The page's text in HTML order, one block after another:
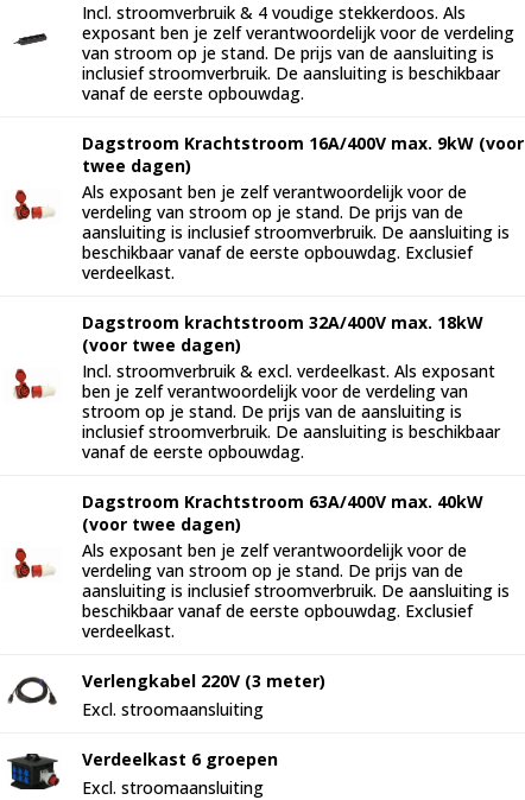
Incl. stroomverbruik & 4 voudige stekkerdoos. Als
exposant ben je zelf verantwoordelijk voor de verdeling
van stroom op je stand. De prijs van de aansluiting is
inclusief stroomverbruik. De aansluiting is beschikbaar
vanaf de eerste opbouwdag.
Dagstroom Krachtstroom 16A/400V max. 9kW (voor
twee dagen)
Als exposant ben je zelf verantwoordelijk voor de
verdeling van stroom op je stand. De prijs van de
aansluiting is inclusief stroomverbruik. De aansluiting is
beschikbaar vanaf de eerste opbouwdag. Exclusief
verdeelkast.
Dagstroom krachtstroom 32A/400V max. 18kW
(voor twee dagen)
Incl. stroomverbruik & excl. verdeelkast. Als exposant
ben je zelf verantwoordelijk voor de verdeling van
stroom op je stand. De prijs van de aansluiting is
inclusief stroomverbruik. De aansluiting is beschikbaar
vanaf de eerste opbouwdag.
Dagstroom Krachtstroom 63A/400V max. 40kW
(voor twee dagen)
Als exposant ben je zelf verantwoordelijk voor de
verdeling van stroom op je stand. De prijs van de
aansluiting is inclusief stroomverbruik. De aansluiting is
beschikbaar vanaf de eerste opbouwdag. Exclusief
verdeelkast.
Verlengkabel 220V (3 meter)
Excl. stroomaansluiting
Verdeelkast 6 groepen
Excl. stroomaansluiting